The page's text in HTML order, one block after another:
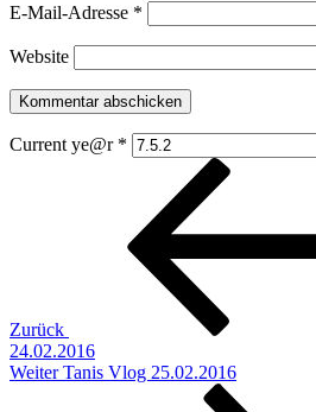
E-Mail-Adresse *
Website
Current ye@r *
Beitragsnavigation
Zurück
24.02.2016
Nächster
Weiter Tanis Vlog 25.02.2016